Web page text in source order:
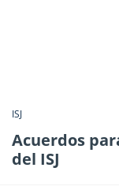
ISJ
Acuerdos
del ISJ